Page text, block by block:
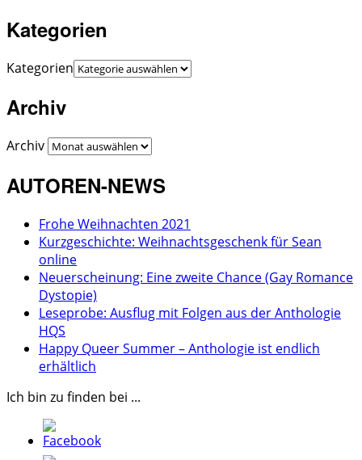
Kategorien
Kategorien
Archiv
Archiv
AUTOREN-NEWS
Frohe Weihnachten 2021
Kurzgeschichte: Weihnachtsgeschenk für Sean
online
Neuerscheinung: Eine zweite Chance (Gay Romance
Dystopie)
Leseprobe: Ausflug mit Folgen aus der Anthologie
HQS
Happy Queer Summer – Anthologie ist endlich
erhältlich
Ich bin zu finden bei ...